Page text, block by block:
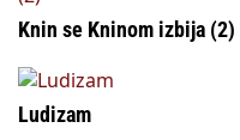
Knin se Kninom izbija (2)
Ludizam